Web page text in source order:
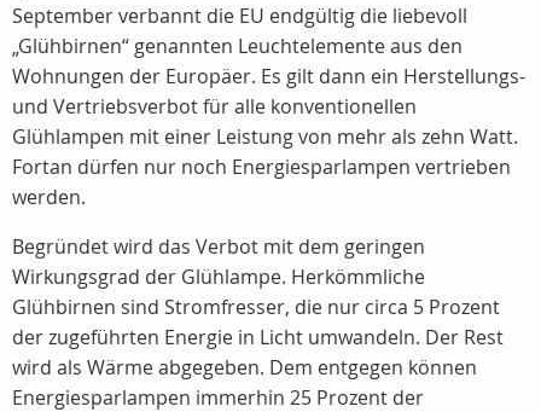
September verbannt die EU endgültig die liebevoll
„Glühbirnen“ genannten Leuchtelemente aus den
Wohnungen der Europäer. Es gilt dann ein Herstellungs-
und Vertriebsverbot für alle konventionellen
Glühlampen mit einer Leistung von mehr als zehn Watt.
Fortan dürfen nur noch Energiesparlampen vertrieben
werden.
Begründet wird das Verbot mit dem geringen
Wirkungsgrad der Glühlampe. Herkömmliche
Glühbirnen sind Stromfresser, die nur circa 5 Prozent
der zugeführten Energie in Licht umwandeln. Der Rest
wird als Wärme abgegeben. Dem entgegen können
Energiesparlampen immerhin 25 Prozent der